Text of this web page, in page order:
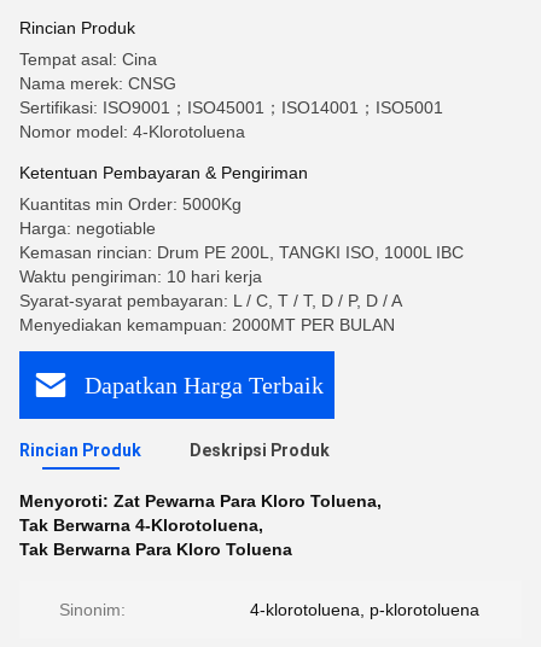
Rincian Produk
Tempat asal: Cina
Nama merek: CNSG
Sertifikasi: ISO9001；ISO45001；ISO14001；ISO5001
Nomor model: 4-Klorotoluena
Ketentuan Pembayaran & Pengiriman
Kuantitas min Order: 5000Kg
Harga: negotiable
Kemasan rincian: Drum PE 200L, TANGKI ISO, 1000L IBC
Waktu pengiriman: 10 hari kerja
Syarat-syarat pembayaran: L / C, T / T, D / P, D / A
Menyediakan kemampuan: 2000MT PER BULAN
Dapatkan Harga Terbaik
Rincian Produk Deskripsi Produk
Menyoroti: Zat Pewarna Para Kloro Toluena,
Tak Berwarna 4-Klorotoluena,
Tak Berwarna Para Kloro Toluena
Sinonim: 4-klorotoluena, p-klorotoluena